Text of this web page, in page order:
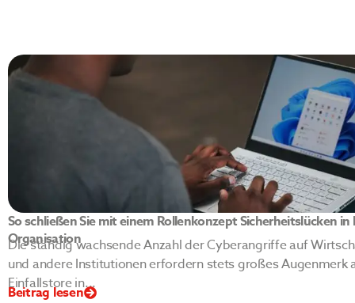
So schließen Sie mit einem Rollenkonzept Sicherheitslücken
Organisation
Die ständig wachsende Anzahl der Cyberangriffe auf
und andere Institutionen erfordern stets großes Augenmerk
Einfallstore in...
Beitrag lesen